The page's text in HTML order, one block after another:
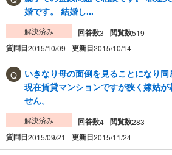
婚です。 結婚し...
解決済み 回答数3 閲覧数519
質問日2015/10/09 更新日2015/10/14
いきなり母の面倒を見ることになり同
現在賃貸マンションですが狭く嫁姑が
せん。
解決済み 回答数4 閲覧数283
質問日2015/09/21 更新日2015/11/24